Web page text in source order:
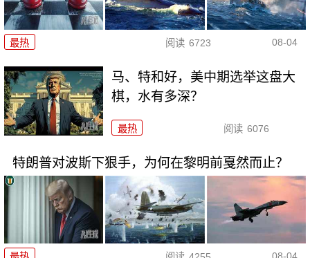
最热 阅读 6723 08-04
马、特和好，美中期选举这盘大
棋，水有多深？
最热 阅读 6076
特朗普对波斯下狠手，为何在黎明前戛然而止？